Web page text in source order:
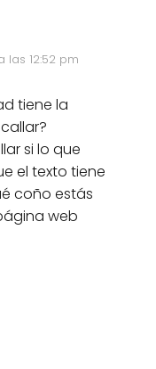
las 12:52 pm
tiene la
si lo que
el texto tiene
coño estás
web